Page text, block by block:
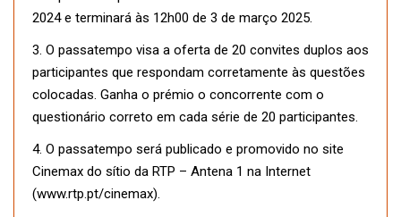
2024 e terminará às 12h00 de 3 de março 2025.
3. O passatempo visa a oferta de 20 convites duplos aos
participantes que respondam corretamente às questões
colocadas. Ganha o prémio o concorrente com o
questionário correto em cada série de 20 participantes.
4. O passatempo será publicado e promovido no site
Cinemax do sítio da RTP – Antena 1 na Internet
(www.rtp.pt/cinemax).